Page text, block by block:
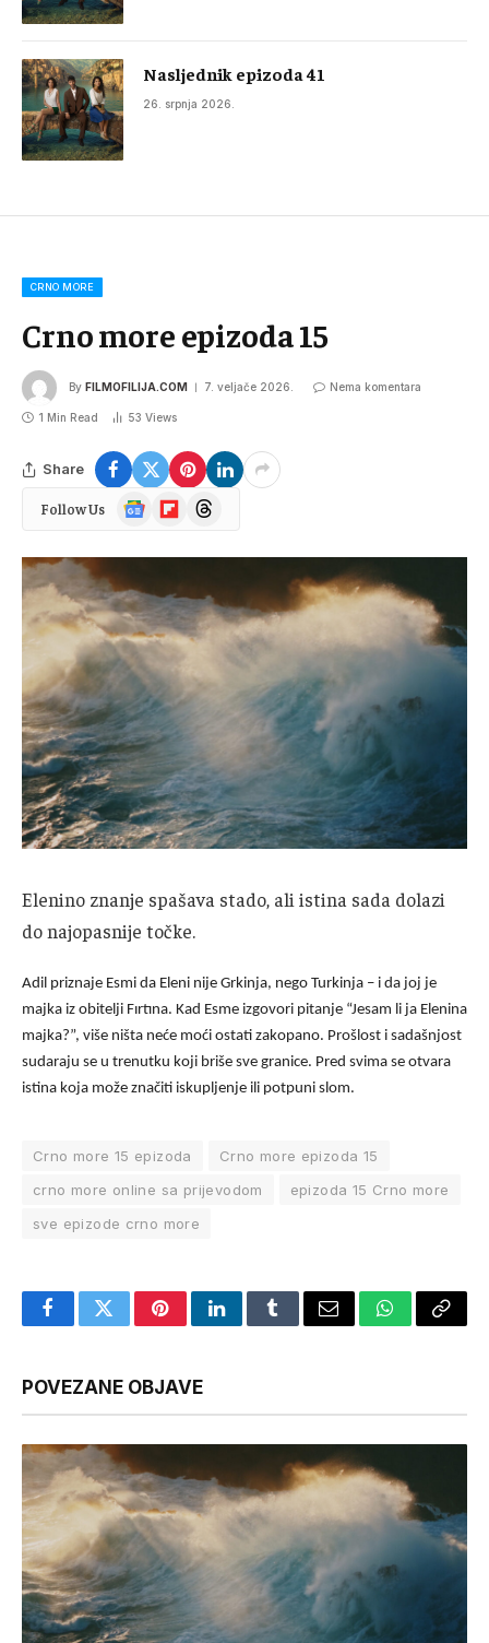
Nasljednik epizoda 41
26. srpnja 2026.
CRNO MORE
Crno more epizoda 15
By FILMOFILIJA.COM 7. veljače 2026. Nema komentara
1 Min Read 53 Views
Share
Follow Us
Google
News
FlipboardThreads
Elenino znanje spašava stado, ali istina sada dolazi
do najopasnije točke.
Adil priznaje Esmi da Eleni nije Grkinja, nego Turkinja – i da joj je
majka iz obitelji Fırtına. Kad Esme izgovori pitanje “Jesam li ja Elenina
majka?”, više ništa neće moći ostati zakopano. Prošlost i sadašnjost
sudaraju se u trenutku koji briše sve granice. Pred svima se otvara
istina koja može značiti iskupljenje ili potpuni slom.
Crno more 15 epizoda
Crno more epizoda 15
crno more online sa prijevodom
epizoda 15 Crno more
sve epizode crno more
FacebookTwitterPinterestLinkedInTumblrEmail WhatsApp
Copy
POVEZANE OBJAVE